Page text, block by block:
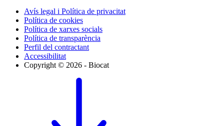
Avís legal i Política de privacitat
Política de cookies
Política de xarxes socials
Política de transparència
Perfil del contractant
Accessibilitat
Copyright © 2026 - Biocat